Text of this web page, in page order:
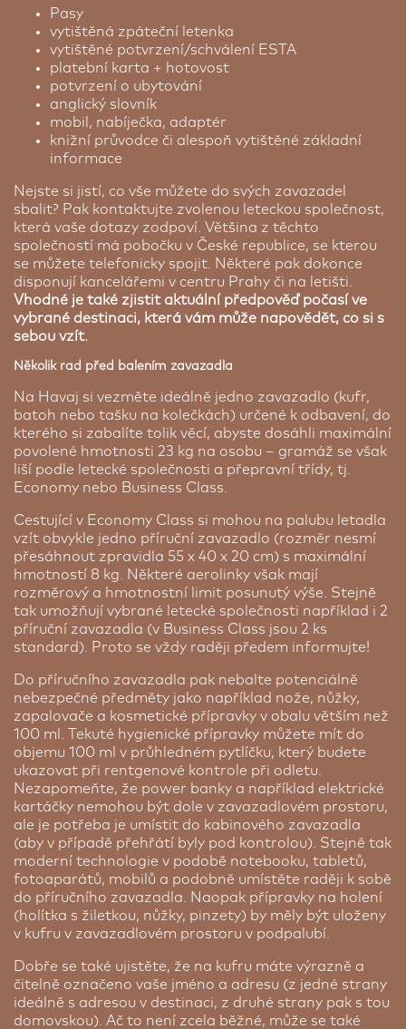
Pasy
vytištěná zpáteční letenka
vytištěné potvrzení/schválení ESTA
platební karta + hotovost
potvrzení o ubytování
anglický slovník
mobil, nabíječka, adaptér
knižní průvodce či alespoň vytištěné základní
informace
Nejste si jistí, co vše můžete do svých zavazadel
sbalit? Pak kontaktujte zvolenou leteckou společnost,
která vaše dotazy zodpoví. Většina z těchto
společností má pobočku v České republice, se kterou
se můžete telefonicky spojit. Některé pak dokonce
disponují kancelářemi v centru Prahy či na letišti.
Vhodné je také zjistit aktuální předpověď počasí ve
vybrané destinaci, která vám může napovědět, co si s
sebou vzít.
Několik rad před balením zavazadla
Na Havaj si vezměte ideálně jedno zavazadlo (kufr,
batoh nebo tašku na kolečkách) určené k odbavení, do
kterého si zabalíte tolik věcí, abyste dosáhli maximální
povolené hmotnosti 23 kg na osobu – gramáž se však
liší podle letecké společnosti a přepravní třídy, tj.
Economy nebo Business Class.
Cestující v Economy Class si mohou na palubu letadla
vzít obvykle jedno příruční zavazadlo (rozměr nesmí
přesáhnout zpravidla 55 x 40 x 20 cm) s maximální
hmotností 8 kg. Některé aerolinky však mají
rozměrový a hmotnostní limit posunutý výše. Stejně
tak umožňují vybrané letecké společnosti například i 2
příruční zavazadla (v Business Class jsou 2 ks
standard). Proto se vždy raději předem informujte!
Do příručního zavazadla pak nebalte potenciálně
nebezpečné předměty jako například nože, nůžky,
zapalovače a kosmetické přípravky v obalu větším než
100 ml. Tekuté hygienické přípravky můžete mít do
objemu 100 ml v průhledném pytlíčku, který budete
ukazovat při rentgenové kontrole při odletu.
Nezapomeňte, že power banky a například elektrické
kartáčky nemohou být dole v zavazadlovém prostoru,
ale je potřeba je umístit do kabinového zavazadla
(aby v případě přehřátí byly pod kontrolou). Stejně tak
moderní technologie v podobě notebooku, tabletů,
fotoaparátů, mobilů a podobně umístěte raději k sobě
do příručního zavazadla. Naopak přípravky na holení
(holítka s žiletkou, nůžky, pinzety) by měly být uloženy
v kufru v zavazadlovém prostoru v podpalubí.
Dobře se také ujistěte, že na kufru máte výrazně a
čitelně označeno vaše jméno a adresu (z jedné strany
ideálně s adresou v destinaci, z druhé strany pak s tou
domovskou). Ač to není zcela běžné, může se také